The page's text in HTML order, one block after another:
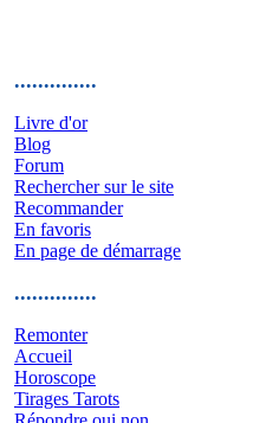
..............
Livre d'or
Blog
Forum
Rechercher sur le site
Recommander
En favoris
En page de démarrage
..............
Remonter
Accueil
Horoscope
Tirages Tarots